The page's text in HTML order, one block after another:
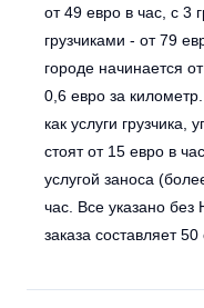
от 49 евро в час, с 3
грузчиками - от 79
городе начинается
0,6 евро за
как услуги
стоят от 15 евро в
услугой заноса
час. Все указано
заказа составляет 50